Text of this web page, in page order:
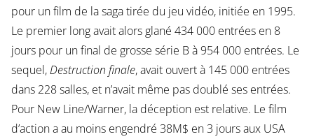
pour un film de la saga tirée du jeu vidéo, initiée en 1995.
Le premier long avait alors glané 434 000 entrées en 8
jours pour un final de grosse série B à 954 000 entrées. Le
sequel,Destruction finale, avait ouvert à 145 000 entrées
dans 228 salles, et n’avait même pas doublé ses entrées.
Pour New Line/Warner, la déception est relative. Le film
d’action a au moins engendré 38M$ en 3 jours aux USA